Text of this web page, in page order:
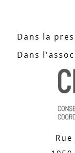
Dans la
Dans